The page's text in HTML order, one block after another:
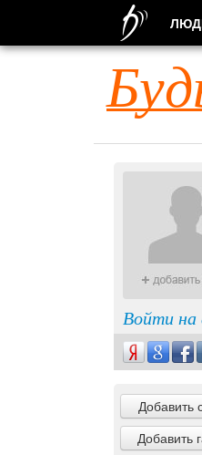
Войти на
Добавить
Добавить